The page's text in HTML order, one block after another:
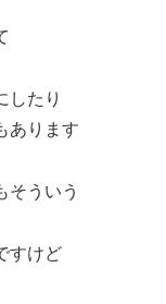
したり
あります
そういう
すけど